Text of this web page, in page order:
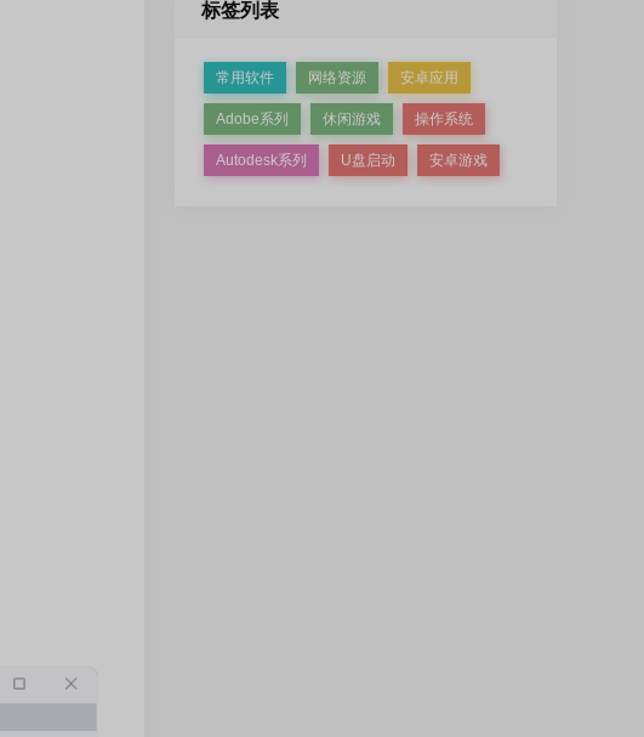
标签列表
常用软件 网络资源 安卓应用
Adobe系列 休闲游戏 操作系统
Autodesk系列 U盘启动 安卓游戏